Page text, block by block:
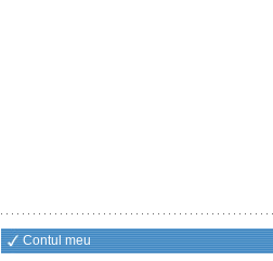
Contul meu